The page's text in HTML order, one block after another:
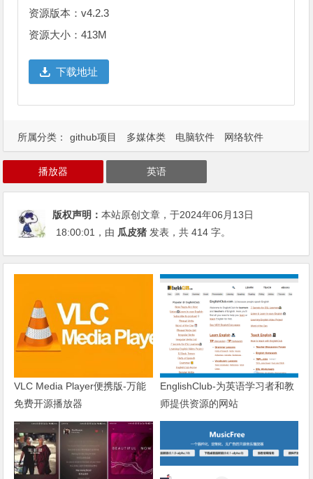
资源版本：v4.2.3
资源大小：413M
下载地址
所属分类： github项目 多媒体类 电脑软件 网络软件
播放器 英语
版权声明：本站原创文章，于2024年06月13日
18:00:01 ，由 瓜皮猪 发表，共 414 字。
VLC Media Player便携版-万能
免费开源播放器
EnglishClub-为英语学习者和教
师提供资源的网站